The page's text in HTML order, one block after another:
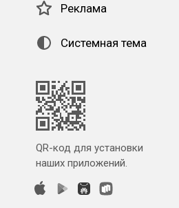
Реклама
Системная тема
QR-код для установки
наших приложений.